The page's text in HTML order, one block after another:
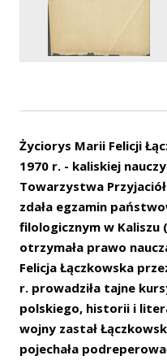
Życiorys Marii Felicji
1970 r. - kaliskiej
Towarzystwa
zdała egzamin
filologicznym w Kaliszu
otrzymała prawo
Felicja Łączkowska
r. prowadziła tajne
polskiego, historii i
wojny zastał
pojechała